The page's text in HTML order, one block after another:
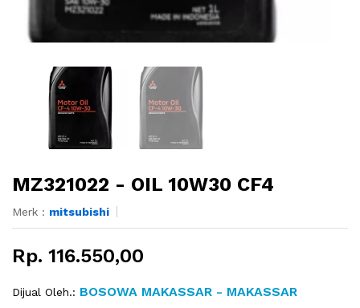
MZ321022 - OIL 10W30 CF4
Merk : mitsubishi
Rp. 116.550,00
Dijual Oleh.: BOSOWA MAKASSAR - MAKASSAR